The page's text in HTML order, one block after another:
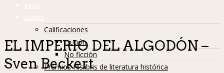
Inicio
Libros
Calificaciones
Ficción
No ficción
Premios Hislibris de literatura histórica
EL IMPERIO DEL ALGODÓN –
Sven Beckert